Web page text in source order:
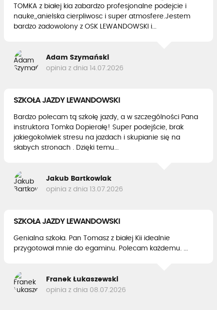
TOMKA z białej kia zabardzo profesjonalne podejcie i
nauke,,anielska cierpliwosc i super atmosfere.Jestem
bardzo zadowolony z OSK LEWANDOWSKI i...
Adam Szymański
opinia z dnia 14.07.2026
SZKOŁA JAZDY LEWANDOWSKI
Bardzo polecam tą szkołę jazdy, a w szczególności Pana
instruktora Tomka Dopierałę! Super podejście, brak
jakiegokolwiek stresu na jazdach i skupianie się na
słabych stronach . Dzięki temu...
Jakub Bartkowiak
opinia z dnia 13.07.2026
SZKOŁA JAZDY LEWANDOWSKI
Genialna szkoła. Pan Tomasz z białej Kii idealnie
przygotował mnie do egaminu. Polecam każdemu. ...
Franek Łukaszewski
opinia z dnia 08.07.2026